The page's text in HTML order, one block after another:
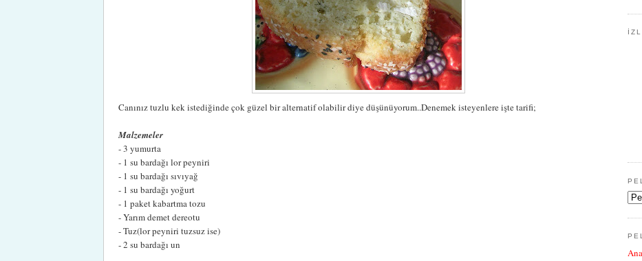
Canınız tuzlu kek istediğinde çok güzel bir alternatif olabilir diye düşünüyorum..Denemek isteyenlere işte tarifi;
Malzemeler
- 3 yumurta
- 1 su bardağı lor peyniri
- 1 su bardağı sıvıyağ
- 1 su bardağı yoğurt
- 1 paket kabartma tozu
- Yarım demet dereotu
- Tuz(lor peyniri tuzsuz ise)
- 2 su bardağı un